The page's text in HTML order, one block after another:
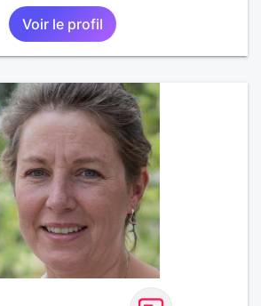
Voir le profil